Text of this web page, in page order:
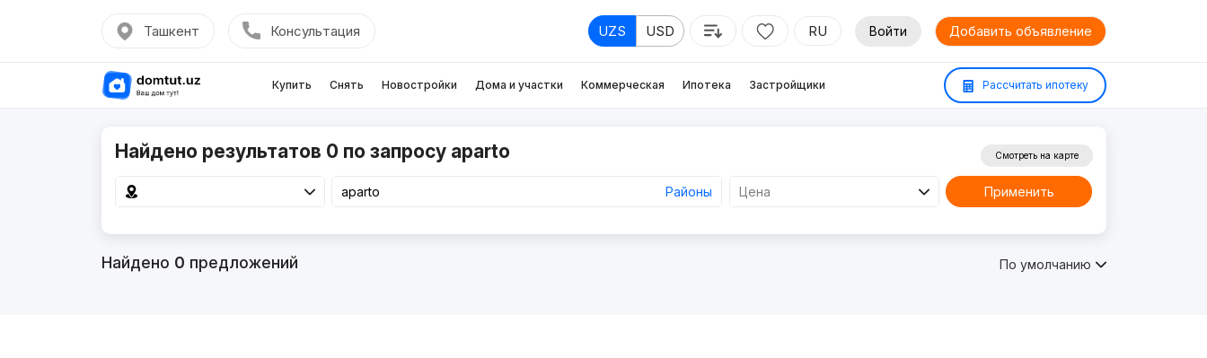
Ташкент Консультация UZS USD RU Войти Добавить объявление
Купить Снять Новостройки Дома и участки Коммерческая Ипотека Застройщики Рассчитать ипотеку
Найдено результатов 0 по запросу aparto
Районы Цена
Смотреть на карте
Применить
Найдено 0 предложений По умолчанию